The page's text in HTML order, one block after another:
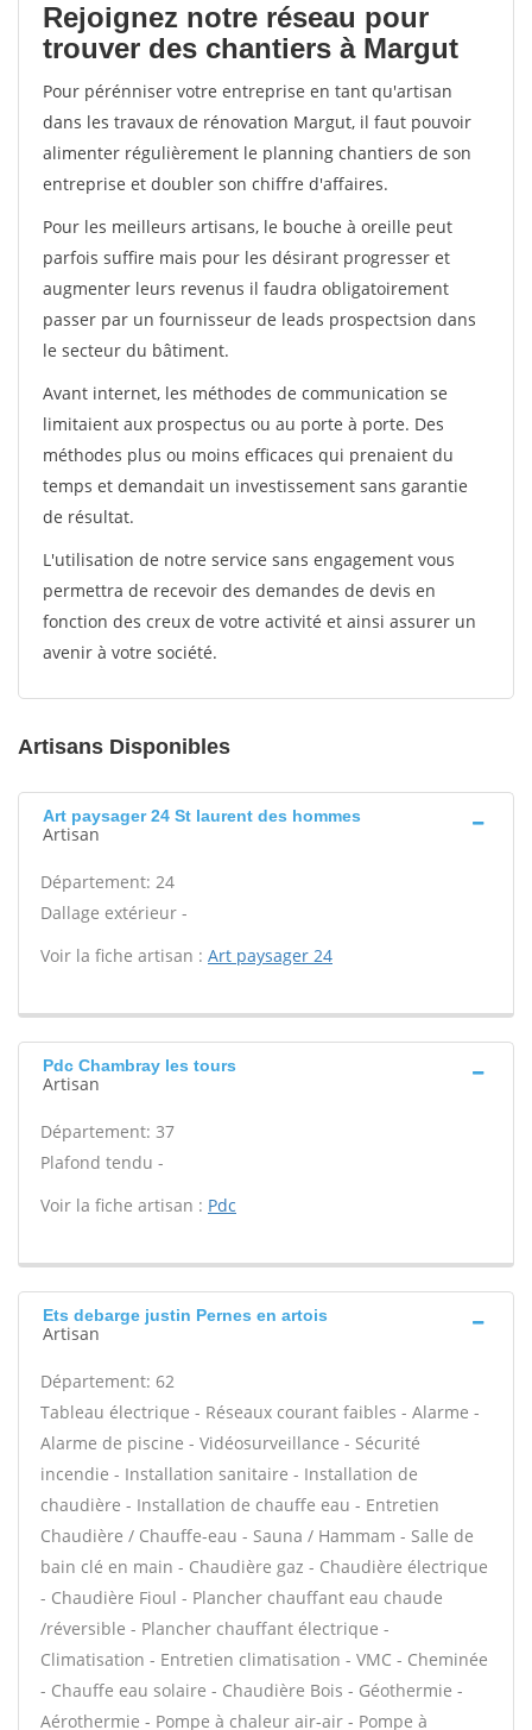
Rejoignez notre réseau pour
trouver des chantiers à Margut
Pour pérénniser votre entreprise en tant qu'artisan
dans les travaux de rénovation Margut, il faut pouvoir
alimenter régulièrement le planning chantiers de son
entreprise et doubler son chiffre d'affaires.
Pour les meilleurs artisans, le bouche à oreille peut
parfois suffire mais pour les désirant progresser et
augmenter leurs revenus il faudra obligatoirement
passer par un fournisseur de leads prospectsion dans
le secteur du bâtiment.
Avant internet, les méthodes de communication se
limitaient aux prospectus ou au porte à porte. Des
méthodes plus ou moins efficaces qui prenaient du
temps et demandait un investissement sans garantie
de résultat.
L'utilisation de notre service sans engagement vous
permettra de recevoir des demandes de devis en
fonction des creux de votre activité et ainsi assurer un
avenir à votre société.
Artisans Disponibles
Art paysager 24 St laurent des hommes
Artisan
Département: 24
Dallage extérieur -
Voir la fiche artisan : Art paysager 24
Pdc Chambray les tours
Artisan
Département: 37
Plafond tendu -
Voir la fiche artisan : Pdc
Ets debarge justin Pernes en artois
Artisan
Département: 62
Tableau électrique - Réseaux courant faibles - Alarme -
Alarme de piscine - Vidéosurveillance - Sécurité
incendie - Installation sanitaire - Installation de
chaudière - Installation de chauffe eau - Entretien
Chaudière / Chauffe-eau - Sauna / Hammam - Salle de
bain clé en main - Chaudière gaz - Chaudière électrique
- Chaudière Fioul - Plancher chauffant eau chaude
/réversible - Plancher chauffant électrique -
Climatisation - Entretien climatisation - VMC - Cheminée
- Chauffe eau solaire - Chaudière Bois - Géothermie -
Aérothermie - Pompe à chaleur air-air - Pompe à